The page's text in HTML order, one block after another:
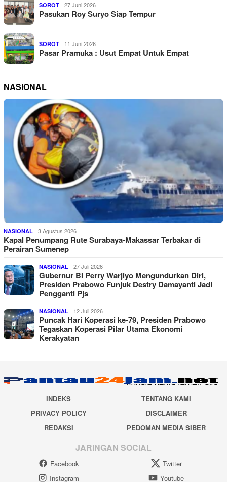
SOROT 27 Juni 2026
Pasukan Roy Suryo Siap Tempur
SOROT 11 Juni 2026
Pasar Pramuka : Usut Empat Untuk Empat
NASIONAL
NASIONAL 3 Agustus 2026
Kapal Penumpang Rute Surabaya-Makassar Terbakar di
Perairan Sumenep
NASIONAL 27 Juli 2026
Gubernur BI Perry Warjiyo Mengundurkan Diri,
Presiden Prabowo Funjuk Destry Damayanti Jadi
Pengganti Pjs
NASIONAL 12 Juli 2026
Puncak Hari Koperasi ke-79, Presiden Prabowo
Tegaskan Koperasi Pilar Utama Ekonomi
Kerakyatan
INDEKS
TENTANG KAMI
PRIVACY POLICY
DISCLAIMER
REDAKSI
PEDOMAN MEDIA SIBER
JARINGAN SOCIAL
Facebook
Twitter
Instagram
Youtube